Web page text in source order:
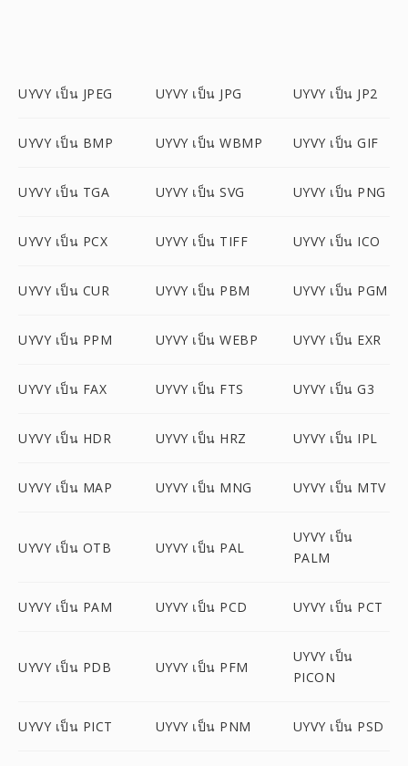
UYVY เป็น JPEG UYVY เป็น JPG UYVY เป็น JP2
UYVY เป็น BMP UYVY เป็น WBMP UYVY เป็น GIF
UYVY เป็น TGA UYVY เป็น SVG UYVY เป็น PNG
UYVY เป็น PCX UYVY เป็น TIFF UYVY เป็น ICO
UYVY เป็น CUR UYVY เป็น PBM UYVY เป็น PGM
UYVY เป็น PPM UYVY เป็น WEBP UYVY เป็น EXR
UYVY เป็น FAX UYVY เป็น FTS UYVY เป็น G3
UYVY เป็น HDR UYVY เป็น HRZ UYVY เป็น IPL
UYVY เป็น MAP UYVY เป็น MNG UYVY เป็น MTV
UYVY เป็น OTB UYVY เป็น PAL
UYVY เป็น
PALM
UYVY เป็น PAM UYVY เป็น PCD UYVY เป็น PCT
UYVY เป็น PDB UYVY เป็น PFM
UYVY เป็น
PICON
UYVY เป็น PICT UYVY เป็น PNM UYVY เป็น PSD